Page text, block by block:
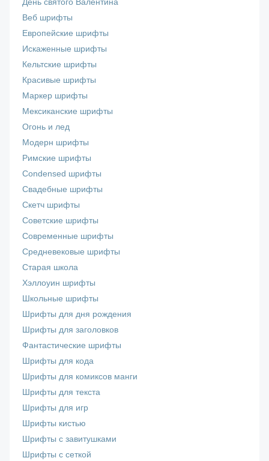
День святого Валентина
Веб шрифты
Европейские шрифты
Искаженные шрифты
Кельтские шрифты
Красивые шрифты
Маркер шрифты
Мексиканские шрифты
Огонь и лед
Модерн шрифты
Римские шрифты
Сondensed шрифты
Свадебные шрифты
Скетч шрифты
Советские шрифты
Современные шрифты
Средневековые шрифты
Старая школа
Хэллоуин шрифты
Школьные шрифты
Шрифты для дня рождения
Шрифты для заголовков
Фантастические шрифты
Шрифты для кода
Шрифты для комиксов манги
Шрифты для текста
Шрифты для игр
Шрифты кистью
Шрифты с завитушками
Шрифты с сеткой